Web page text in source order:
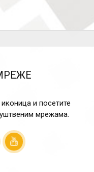
и посетите
мрежама.